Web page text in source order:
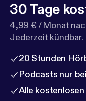
30 Tage
4,99 € / Monat
Jederzeit kündbar.
20 Stunden
Podcasts nur
Alle